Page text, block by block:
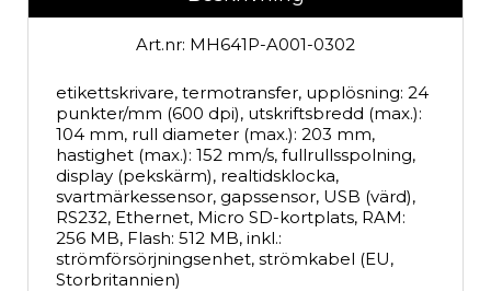
Art.nr: MH641P-A001-0302
etikettskrivare, termotransfer, upplösning: 24
punkter/mm (600 dpi), utskriftsbredd (max.):
104 mm, rull diameter (max.): 203 mm,
hastighet (max.): 152 mm/s, fullrullsspolning,
display (pekskärm), realtidsklocka,
svartmärkessensor, gapssensor, USB (värd),
RS232, Ethernet, Micro SD-kortplats, RAM:
256 MB, Flash: 512 MB, inkl.:
strömförsörjningsenhet, strömkabel (EU,
Storbritannien)